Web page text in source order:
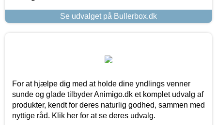
Se udvalget på Bullerbox.dk
For at hjælpe dig med at holde dine yndlings venner
sunde og glade tilbyder Animigo.dk et komplet udvalg af
produkter, kendt for deres naturlig godhed, sammen med
nyttige råd. Klik her for at se deres udvalg.